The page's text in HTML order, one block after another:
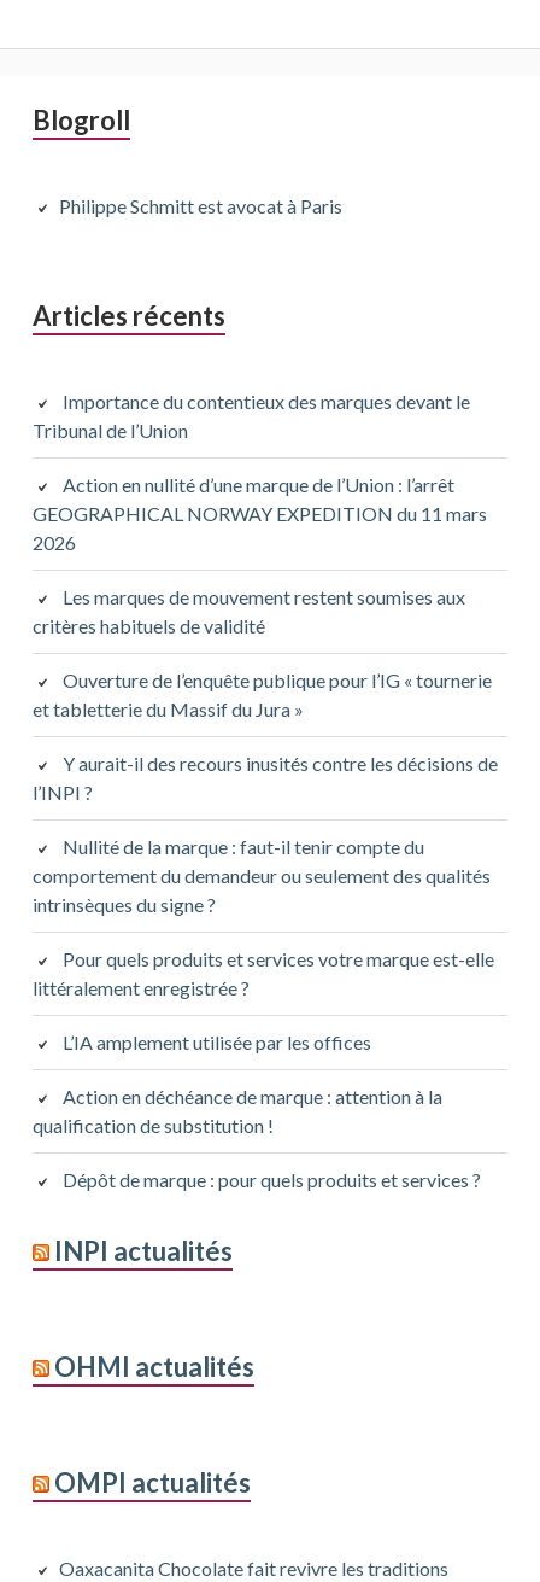
Barre
principale
Blogroll
Philippe Schmitt est avocat à Paris
Articles récents
Importance du contentieux des marques devant le
Tribunal de l’Union
Action en nullité d’une marque de l’Union : l’arrêt
GEOGRAPHICAL NORWAY EXPEDITION du 11 mars
2026
Les marques de mouvement restent soumises aux
critères habituels de validité
Ouverture de l’enquête publique pour l’IG « tournerie
et tabletterie du Massif du Jura »
Y aurait-il des recours inusités contre les décisions de
l’INPI ?
Nullité de la marque : faut-il tenir compte du
comportement du demandeur ou seulement des qualités
intrinsèques du signe ?
Pour quels produits et services votre marque est-elle
littéralement enregistrée ?
L’IA amplement utilisée par les offices
Action en déchéance de marque : attention à la
qualification de substitution !
Dépôt de marque : pour quels produits et services ?
INPI actualités
OHMI actualités
OMPI actualités
Oaxacanita Chocolate fait revivre les traditions